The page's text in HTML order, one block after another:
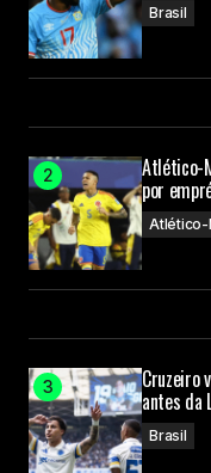
Brasil
Atlético-
por
Atlético-
Cruzeiro
antes da
Brasil